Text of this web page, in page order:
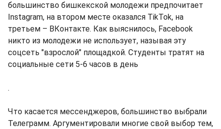
большинство бишкекской молодежи предпочитает
Instagram, на втором месте оказался TikTok, на
третьем – ВКонтакте. Как выяснилось, Facebook
никто из молодежи не использует, называя эту
соцсеть "взрослой" площадкой. Студенты тратят на
социальные сети 5-6 часов в день
.
Что касается мессенджеров, большинство выбрали
Телеграмм. Аргументировали многие свой выбор тем,